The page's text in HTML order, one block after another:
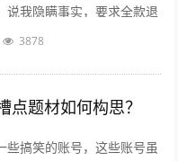
说我隐瞒事实，要求全款退
？ 报警处理。二手车行在
3878
点题材如何构思？
些搞笑的账号，这些账号虽